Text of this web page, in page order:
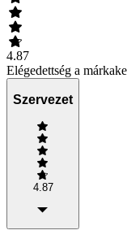
4.87
Elégedettség a
Szervezet
4.87